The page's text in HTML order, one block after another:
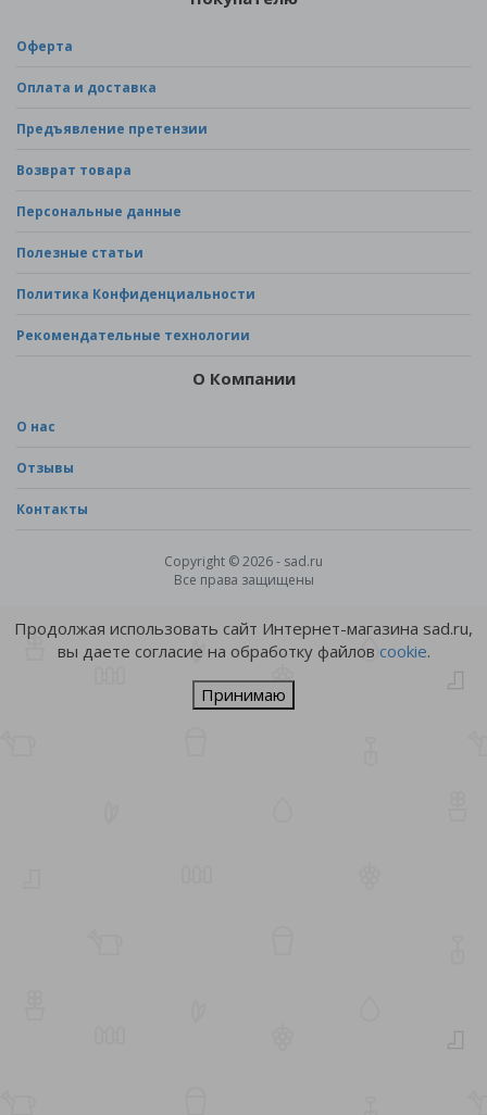
Оферта
Оплата и доставка
Предъявление претензии
Возврат товара
Персональные данные
Полезные статьи
Политика Конфиденциальности
Рекомендательные технологии
О Компании
О нас
Отзывы
Контакты
Copyright © 2026 - sad.ru
Все права защищены
Продолжая использовать сайт Интернет-магазина sad.ru,
вы даете согласие на обработку файлов cookie.
Принимаю